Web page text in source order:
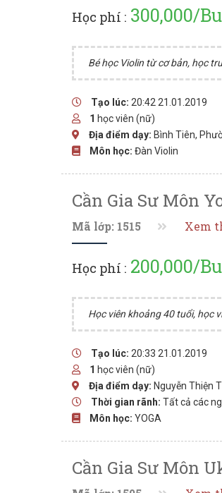
Học phí : 300,000/
Bé học Violin từ cơ bản, học
Tạo lúc: 20:42 21.01.2019
1 học viên (nữ)
Địa điểm dạy: Bình Tiên,
Môn học: Đàn Violin
Cần Gia Sư Môn
Mã lớp: 1515 Xem
Học phí : 200,000/
Học viên khoảng 40 tuổi, học
Tạo lúc: 20:33 21.01.2019
1 học viên (nữ)
Địa điểm dạy: Nguyễn Thiện
Thời gian rãnh: Tất cả các
Môn học: YOGA
Cần Gia Sư Môn